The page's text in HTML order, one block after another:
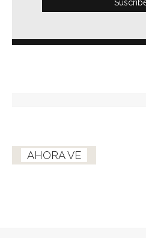
AHORA VE